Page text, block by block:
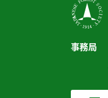
事務局